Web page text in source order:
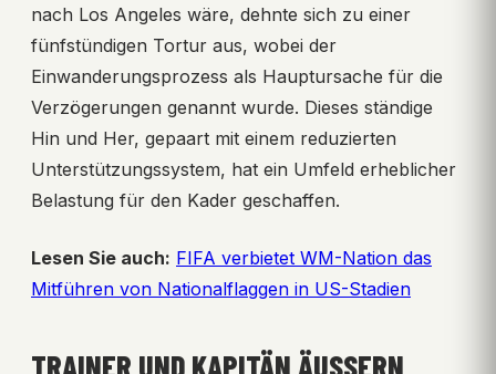
nach Los Angeles wäre, dehnte sich zu einer
fünfstündigen Tortur aus, wobei der
Einwanderungsprozess als Hauptursache für die
Verzögerungen genannt wurde. Dieses ständige
Hin und Her, gepaart mit einem reduzierten
Unterstützungssystem, hat ein Umfeld erheblicher
Belastung für den Kader geschaffen.
Lesen Sie auch: FIFA verbietet WM-Nation das
Mitführen von Nationalflaggen in US-Stadien
TRAINER UND KAPITÄN ÄUSSERN F